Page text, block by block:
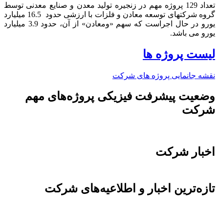
تعداد 129 پروژه مهم در زنجیره تولید معدن و صنایع معدنی توسط
گروه شرکتهای توسعه معادن و فلزات با ارزشی حدود 16.5 میلیارد
یورو در حال اجراست که سهم «ومعادن» از آن، حدود 3.9 میلیارد
یورو می باشد.​
لیست پروژه ها
نقشه جانمایی پروژه های شرکت
وضعیت پیشرفت فیزیکی پروژه‌های مهم
شرکت
اخبار شرکت
تازه‌ترین اخبار و اطلاعیه‌های شرکت